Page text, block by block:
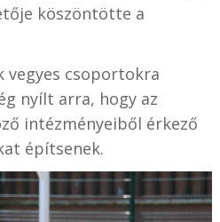
köszöntötte a
vegyes csoportokra
nyílt arra, hogy az
intézményeiből érkező
építsenek.